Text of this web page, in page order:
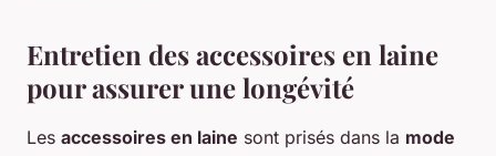
Entretien des accessoires en laine
pour assurer une longévité
Les accessoires en laine sont prisés dans la mode